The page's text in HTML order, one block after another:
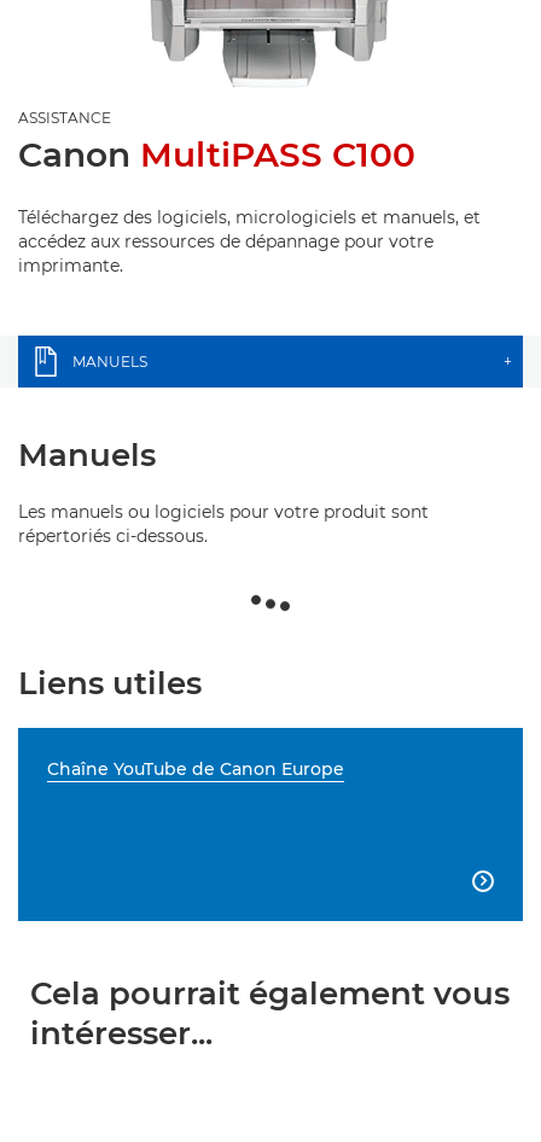
ASSISTANCE
Canon MultiPASS C100
Téléchargez des logiciels, micrologiciels et manuels, et
accédez aux ressources de dépannage pour votre
imprimante.
MANUELS +
Manuels
Les manuels ou logiciels pour votre produit sont
répertoriés ci-dessous.
Liens utiles
Chaîne YouTube de Canon Europe

Cela pourrait également vous
intéresser...